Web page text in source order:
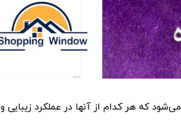
که هر کدام از آنها در عملکرد زیبایی و